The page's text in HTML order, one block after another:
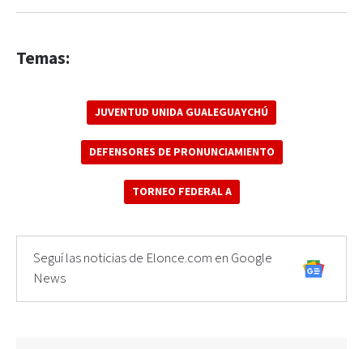
Temas:
JUVENTUD UNIDA GUALEGUAYCHÚ
DEFENSORES DE PRONUNCIAMIENTO
TORNEO FEDERAL A
Seguí las noticias de Elonce.com en Google
News